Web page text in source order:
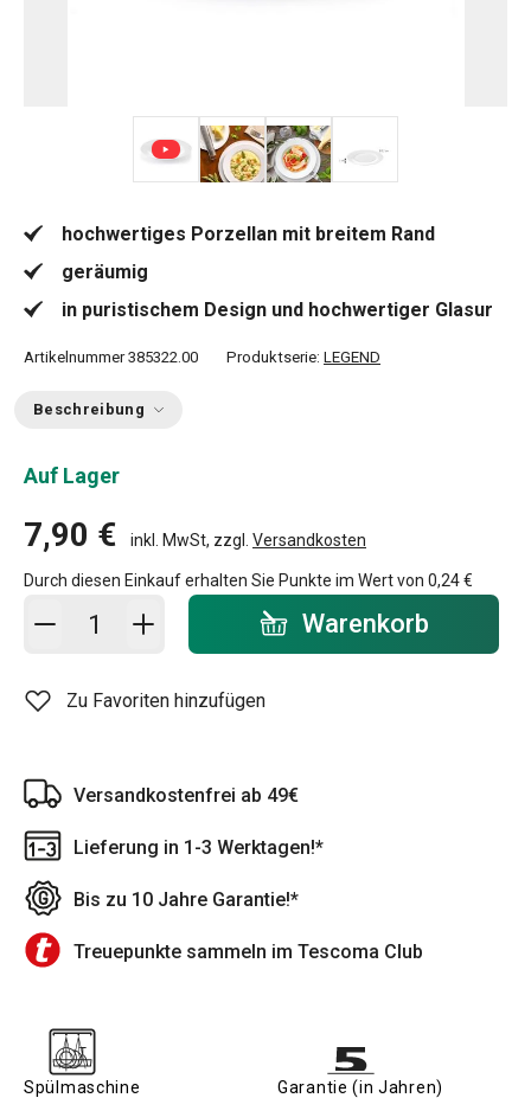
hochwertiges Porzellan mit breitem Rand
geräumig
in puristischem Design und hochwertiger Glasur
Artikelnummer 385322.00 Produktserie: LEGEND
Beschreibung
Auf Lager
7,90 € inkl. MwSt, zzgl. Versandkosten
Durch diesen Einkauf erhalten Sie Punkte im Wert von 0,24 €
In den Warenkorb - Menge Warenkorb
Zu Favoriten hinzufügen
Versandkostenfrei ab 49€
Lieferung in 1-3 Werktagen!*
Bis zu 10 Jahre Garantie!*
Treuepunkte sammeln im Tescoma Club
Spülmaschine Garantie (in Jahren)